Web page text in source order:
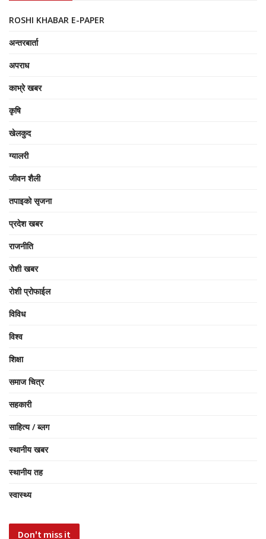
ROSHI KHABAR E-PAPER
अन्तरबार्ता
अपराध
काभ्रे खबर
कृषि
खेलकुद
ग्यालरी
जीवन शैली
तपाइको सृजना
प्रदेश खबर
राजनीति
रोशी खबर
रोशी प्रोफाईल
विविध
विश्व
शिक्षा
समाज चित्र
सहकारी
साहित्य / ब्लग
स्थानीय खबर
स्थानीय तह
स्वास्थ्य
Don't miss it